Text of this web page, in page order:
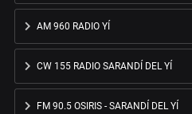
AM 960 RADIO YÍ
CW 155 RADIO SARANDÍ DEL YÍ
FM 90.5 OSIRIS - SARANDÍ DEL YÍ